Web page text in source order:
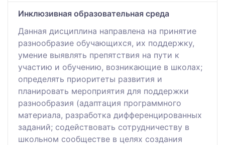
Инклюзивная образовательная среда
Данная дисциплина направлена на принятие
разнообразие обучающихся, их поддержку,
умение выявлять препятствия на пути к
участию и обучению, возникающие в школах;
определять приоритеты развития и
планировать мероприятия для поддержки
разнообразия (адаптация программного
материала, разработка дифференцированных
заданий; содействовать сотрудничеству в
школьном сообществе в целях создания